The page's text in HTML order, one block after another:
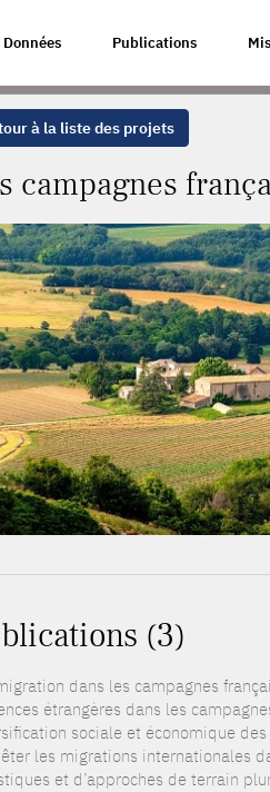
Données Publications
LES MIGRATIONS
à la liste des projets
campagnes
(3)
dans les campagnes
étrangères dans les
sociale et économique des
les migrations internationales
et d’approches de terrain